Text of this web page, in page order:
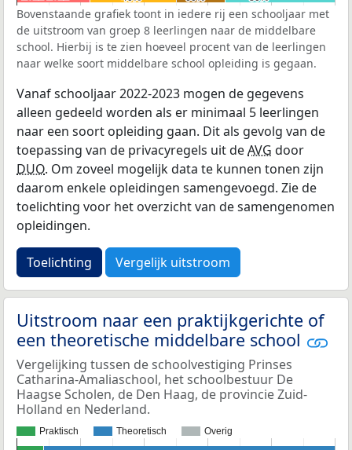
Bovenstaande grafiek toont in iedere rij een schooljaar met
de uitstroom van groep 8 leerlingen naar de middelbare
school. Hierbij is te zien hoeveel procent van de leerlingen
naar welke soort middelbare school opleiding is gegaan.
Vanaf schooljaar 2022-2023 mogen de gegevens
alleen gedeeld worden als er minimaal 5 leerlingen
naar een soort opleiding gaan. Dit als gevolg van de
toepassing van de privacyregels uit deAVG door
DUO. Om zoveel mogelijk data te kunnen tonen zijn
daarom enkele opleidingen samengevoegd. Zie de
toelichting voor het overzicht van de samengenomen
opleidingen.
Toelichting Vergelijk uitstroom
Uitstroom naar een praktijkgerichte of
een theoretische middelbare school
Vergelijking tussen de schoolvestiging Prinses
Catharina-Amaliaschool, het schoolbestuur De
Haagse Scholen, de Den Haag, de provincie Zuid-
Holland en Nederland.
Praktisch Theoretisch Overig